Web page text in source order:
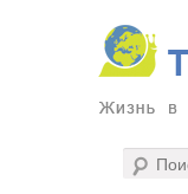
Traveliving
Жизнь в постоянном